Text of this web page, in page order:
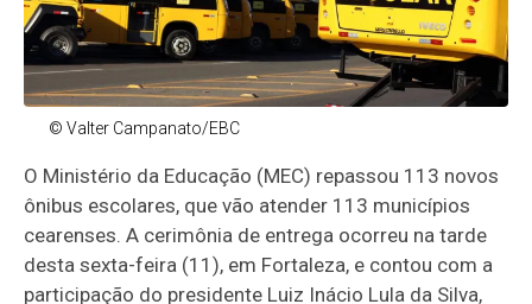
© Valter Campanato/EBC
O Ministério da Educação (MEC) repassou 113 novos
ônibus escolares, que vão atender 113 municípios
cearenses. A cerimônia de entrega ocorreu na tarde
desta sexta-feira (11), em Fortaleza, e contou com a
participação do presidente Luiz Inácio Lula da Silva,